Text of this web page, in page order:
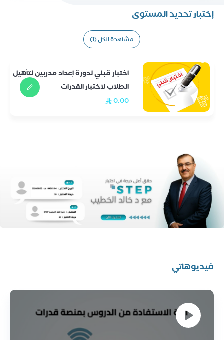
إختبار تحديد المستوى
مشاهدة الكل (1)
اختبار قبلي لدورة إعداد مدربين لتأهيل
الطلاب لاختبار القدرات
0.00
فيديوهاتي